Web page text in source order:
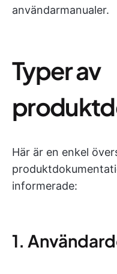
användarmanualer.
Typer av
Här är en enkel
informerade:
1.